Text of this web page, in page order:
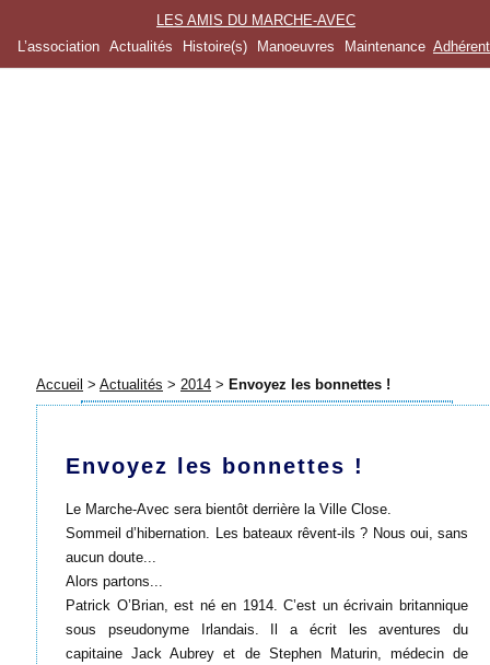
LES AMIS DU MARCHE-AVEC
L’association
Actualités Histoire(s) Manoeuvres Maintenance
Accueil > Actualités > 2014 > Envoyez les bonnettes !
Envoyez les bonnettes !
Le Marche-Avec sera bientôt derrière la Ville Close.
Sommeil d’hibernation. Les bateaux rêvent-ils ? Nous oui, sans
aucun doute...
Alors partons...
Patrick O’Brian, est né en 1914. C’est un écrivain britannique
sous pseudonyme Irlandais. Il a écrit les aventures du
capitaine Jack Aubrey et de Stephen Maturin, médecin de